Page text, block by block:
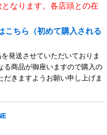
なります。各店頭との在
こちら（初めて購入される
発送させていただいておりま
る商品が御座いますので購入の
きますようお願い申し上げま